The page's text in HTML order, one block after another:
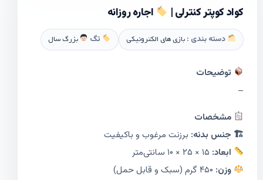
کواد کوپتر کنترلی | اجاره روزانه
دسته بندی : بازی های الکترونیکی تگ بزرگ سال
توضیحات
–
مشخصات
🏗 جنس بدنه: برزنت مرغوب و باکیفیت
ابعاد:
وزن: